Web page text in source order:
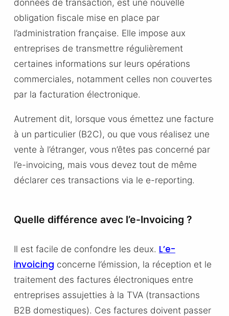
données de transaction, est une nouvelle
obligation fiscale mise en place par
l’administration française. Elle impose aux
entreprises de transmettre régulièrement
certaines informations sur leurs opérations
commerciales, notamment celles non couvertes
par la facturation électronique.
Autrement dit, lorsque vous émettez une facture
à un particulier (B2C), ou que vous réalisez une
vente à l’étranger, vous n’êtes pas concerné par
l’e-invoicing, mais vous devez tout de même
déclarer ces transactions via le e-reporting.
Quelle différence avec l’e-Invoicing ?
Il est facile de confondre les deux. L’e-
invoicing concerne l’émission, la réception et le
traitement des factures électroniques entre
entreprises assujetties à la TVA (transactions
B2B domestiques). Ces factures doivent passer